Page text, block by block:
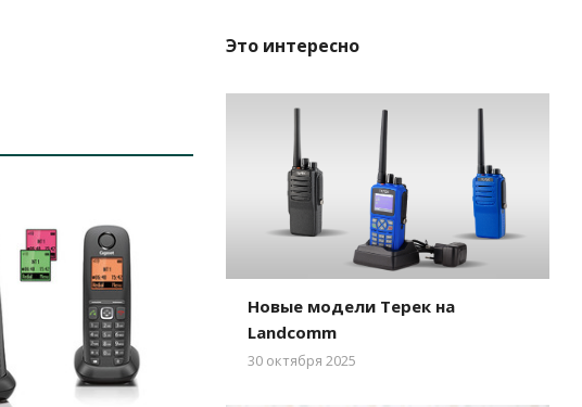
Это интересно
Новые модели Терек на
Landcomm
30 октября 2025